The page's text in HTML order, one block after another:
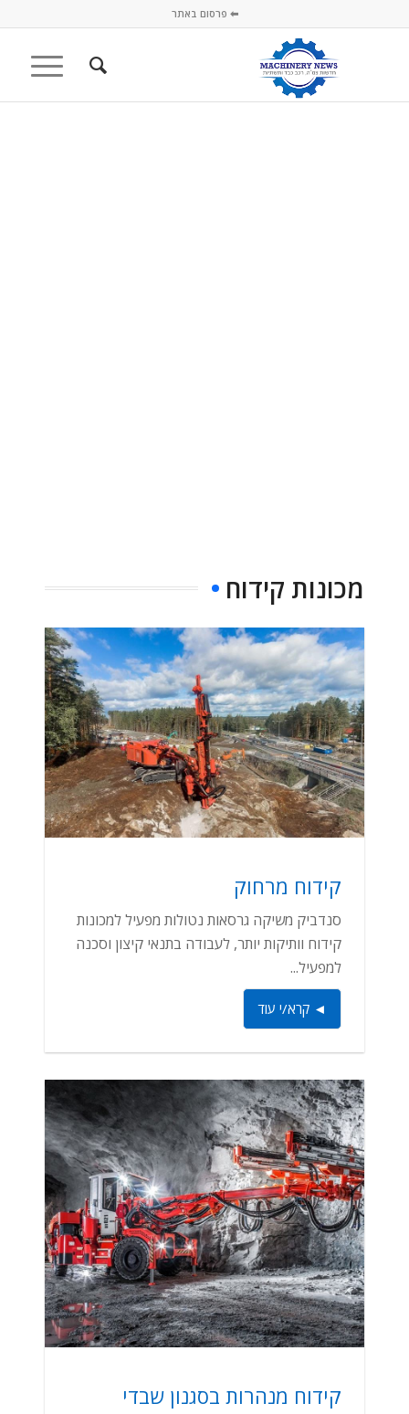
⬅ פרסום באתר
מכונות קידוח
קידוח מרחוק
סנדביק משיקה גרסאות נטולות מפעיל למכונות
קידוח וותיקות יותר, לעבודה בתנאי קיצון וסכנה
למפעיל...
◄ קרא/י עוד
קידוח מנהרות בסגנון שבדי